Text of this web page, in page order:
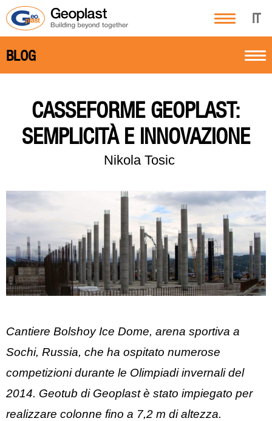
IT
BLOG
CASSEFORME GEOPLAST:
SEMPLICITÀ E INNOVAZIONE
Nikola Tosic
Cantiere Bolshoy Ice Dome, arena sportiva a
Sochi, Russia, che ha ospitato numerose
competizioni durante le Olimpiadi invernali del
2014. Geotub di Geoplast è stato impiegato per
realizzare colonne fino a 7,2 m di altezza.